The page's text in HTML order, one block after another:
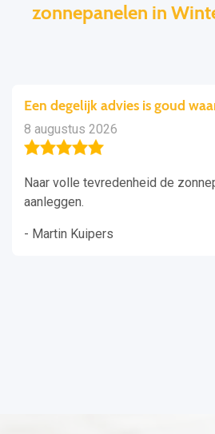
zonnepanelen in
Een degelijk advies is goud
8 augustus 2026
Naar volle tevredenheid de
aanleggen.
- Martin Kuipers